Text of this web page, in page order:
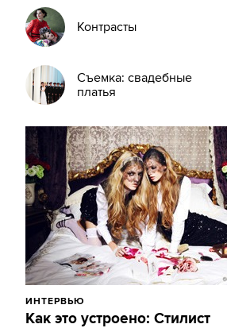
Контрасты
Съемка: свадебные
платья
ИНТЕРВЬЮ
Как это устроено: Стилист